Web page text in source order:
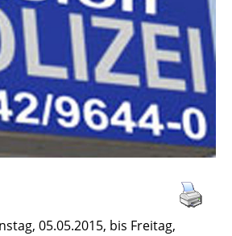
05.05.2015, bis Freitag,